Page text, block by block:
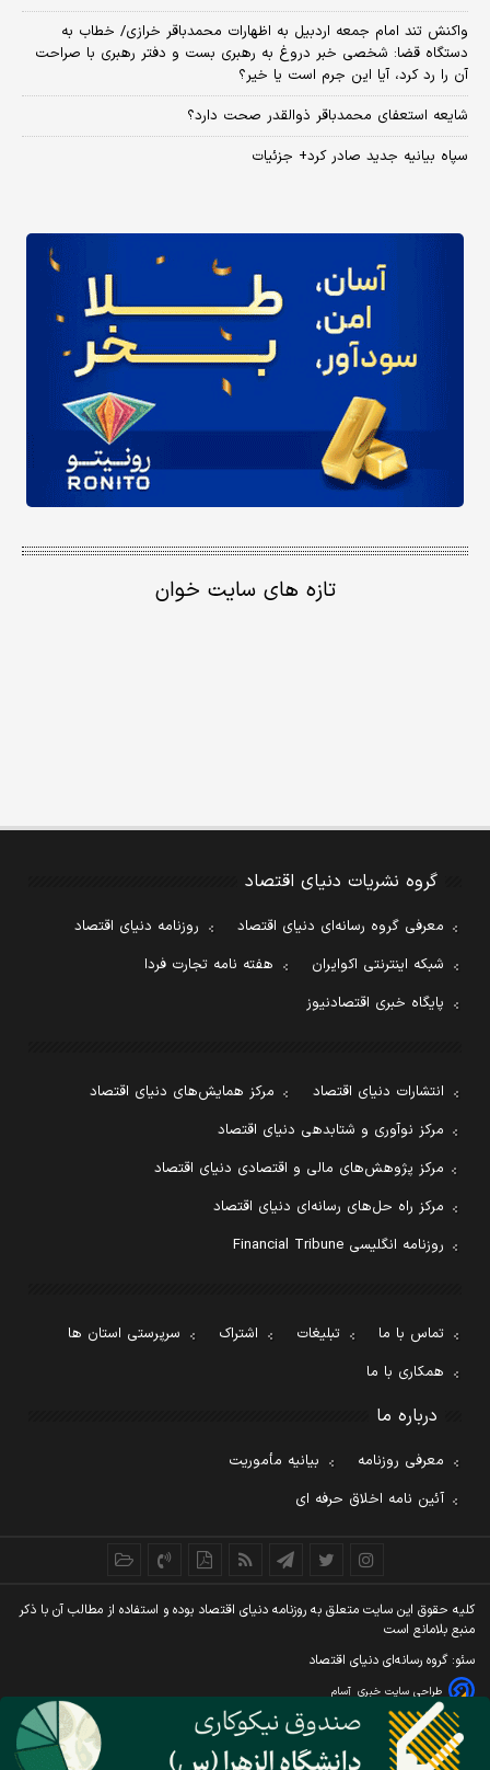
واکنش تند امام جمعه اردبیل به اظهارات محمدباقر خرازی/ خطاب به
دستگاه قضا: شخصی خبر دروغ به رهبری بست و دفتر رهبری با صراحت
آن را رد کرد، آیا این جرم است یا خیر؟
شایعه استعفای محمدباقر ذوالقدر صحت دارد؟
سپاه بیانیه جدید صادر کرد+ جزئیات
تازه های سایت خوان
گروه نشریات دنیای اقتصاد
معرفی گروه رسانه‌ای دنیای اقتصاد
روزنامه دنیای اقتصاد
شبکه اینترنتی اکوایران
هفته نامه تجارت فردا
پایگاه خبری اقتصادنیوز
انتشارات دنیای اقتصاد
مرکز همایش‌های دنیای اقتصاد
مرکز نوآوری و شتابدهی دنیای اقتصاد
مرکز پژوهش‌های مالی و اقتصادی دنیای اقتصاد
مرکز راه حل‌های رسانه‌ای دنیای اقتصاد
روزنامه انگلیسی Financial Tribune
تماس با ما تبلیغات اشتراک
سرپرستی استان ها
همکاری با ما
درباره ما
معرفی روزنامه
بیانیه مأموریت
آئین نامه اخلاق حرفه ای
کليه حقوق اين سايت متعلق به روزنامه دنيای اقتصاد بوده و استفاده از مطالب آن با ذکر
منبع بلامانع است
سئو: گروه رسانه‌ای دنیای اقتصاد
طراحی سایت خبری آسام